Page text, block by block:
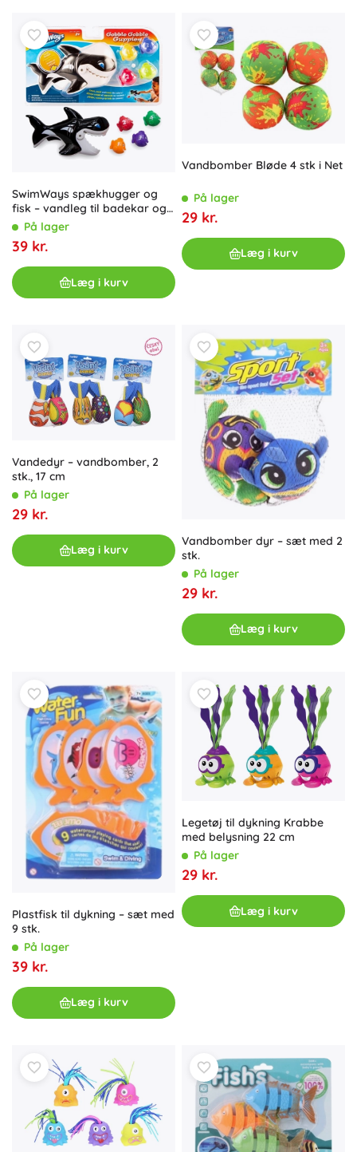
SwimWays spækhugger og
fisk – vandleg til badekar og
poolPå lager
39 kr.
Læg i kurv
Vandbomber Bløde 4 stk i Net
På lager
29 kr.
Læg i kurv
Vandedyr – vandbomber, 2
stk., 17 cm
På lager
29 kr.
Læg i kurv
Vandbomber dyr – sæt med 2
stk.
På lager
29 kr.
Læg i kurv
Plastfisk til dykning – sæt med
9 stk.
På lager
39 kr.
Læg i kurv
Legetøj til dykning Krabbe
med belysning 22 cm
På lager
29 kr.
Læg i kurv